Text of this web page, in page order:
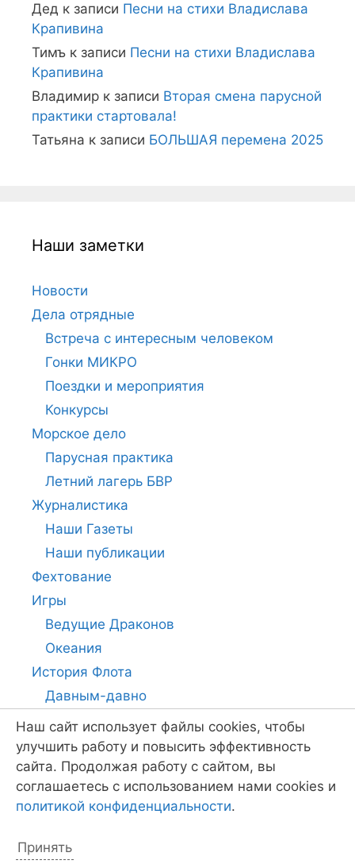
Дед к записи Песни на стихи Владислава
Крапивина
Тимъ к записи Песни на стихи Владислава
Крапивина
Владимир к записи Вторая смена парусной
практики стартовала!
Татьяна к записи БОЛЬШАЯ перемена 2025
Наши заметки
Новости
Дела отрядные
Встреча с интересным человеком
Гонки МИКРО
Поездки и мероприятия
Конкурсы
Морское дело
Парусная практика
Летний лагерь БВР
Журналистика
Наши Газеты
Наши публикации
Фехтование
Игры
Ведущие Драконов
Океания
История Флота
Давным-давно
История
Фотодело
Видео
Городской детский лагерь
Зимовье
Без рубрики
Наш сайт использует файлы cookies, чтобы
улучшить работу и повысить эффективность
сайта. Продолжая работу с сайтом, вы
соглашаетесь с использованием нами cookies и
политикой конфиденциальности.
Принять